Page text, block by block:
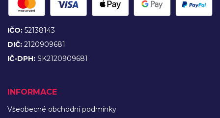
IČO: 52138143
DIČ: 2120909681
IČ-DPH: SK2120909681
INFORMACE
Všeobecné obchodní podmínky